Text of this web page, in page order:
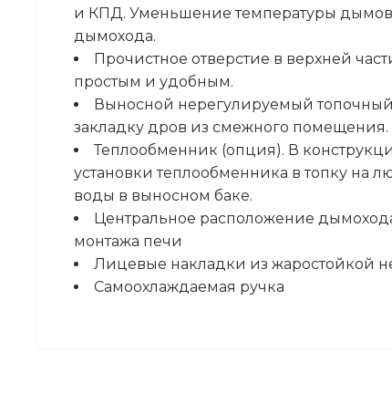
и КПД. Уменьшение температуры
дымохода.
Прочистное отверстие в верхней
простым и удобным.
Выносной нерегулируемый
закладку дров из смежного помещения.
Теплообменник (опция). В
установки теплообменника в топку на
воды в выносном баке.
Центральное расположение
монтажа печи
Лицевые накладки из жаростойкой
Самоохлаждаемая ручка